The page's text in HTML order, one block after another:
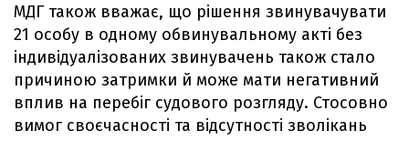
МДГ також вважає, що рішення звинувачувати
21 особу в одному обвинувальному акті без
індивідуалізованих звинувачень також стало
причиною затримки й може мати негативний
вплив на перебіг судового розгляду. Стосовно
вимог своєчасності та відсутності зволікань